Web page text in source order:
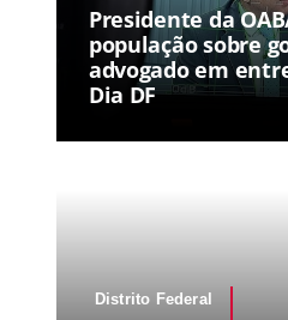
Presidente da
população sobre
advogado em
Dia DF
Distrito Federal